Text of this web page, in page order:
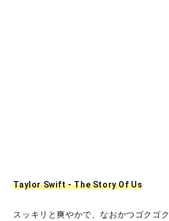
Taylor Swift - The Story Of Us
スッキリと爽やかで、なおかつゴクゴ